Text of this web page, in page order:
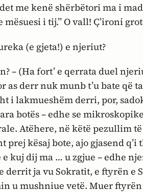
me kenë shërbëtori ma i
i tij.” O vall! Ç’ironi
(e gjeta!) e njeriut?
– (Ha fort’ e qerrata duel
as derr nuk munb t’u bate që
i lakmueshëm derri, por,
botës – edhe se
Atëhere, në këtë pezullim
prej kësaj bote, ajo gjasend q’i
kuj dij ma … u zgjue – edhe
ja vu Sokratit, e ftyrën e
u mushniue vetë. Muer